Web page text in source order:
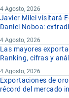
4 Agosto, 2026
Javier Milei visitará
Daniel Noboa:
4 Agosto, 2026
Las mayores
Ranking, cifras y
4 Agosto, 2026
Exportaciones de
récord del mercado